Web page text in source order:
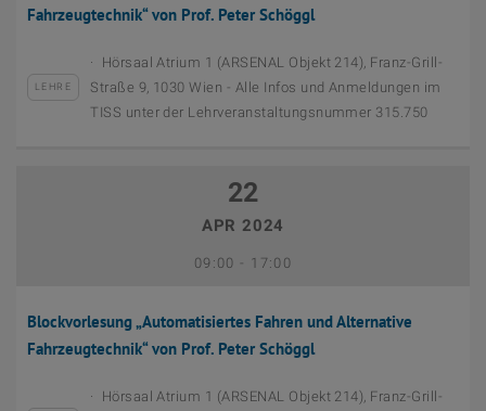
Fahrzeugtechnik“ von Prof. Peter Schöggl
LEHRE
Hörsaal Atrium 1 (ARSENAL Objekt 214), Franz-Grill-
Straße 9, 1030 Wien - Alle Infos und Anmeldungen im
TISS unter der Lehrveranstaltungsnummer 315.750
September 12th, 2023
22
APR 2024
09:00 - Bis
17:00
Blockvorlesung „Automatisiertes Fahren und Alternative
Fahrzeugtechnik“ von Prof. Peter Schöggl
Hörsaal Atrium 1 (ARSENAL Objekt 214), Franz-Grill-